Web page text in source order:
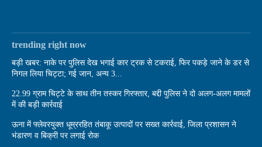
trending right now
बड़ी खबर: नाके पर पुलिस देख भगाई कार ट्रक से टकराई, फिर पकड़े जाने के डर से
निगल लिया चिट्टा; गई जान, अन्य 3...
22.99 ग्राम चिट्टे के साथ तीन तस्कर गिरफ्तार, बद्दी पुलिस ने दो अलग-अलग मामलों
में की बड़ी कार्रवाई
ऊना में फ्लेवरयुक्त धूम्ररहित तंबाकू उत्पादों पर सख्त कार्रवाई, जिला प्रशासन ने
भंडारण व बिक्री पर लगाई रोक